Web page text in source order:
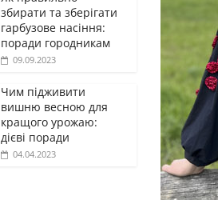
збирати та зберігати
гарбузове насіння:
поради городникам
09.09.2023
Чим підживити
вишню весною для
кращого урожаю:
дієві поради
04.04.2023